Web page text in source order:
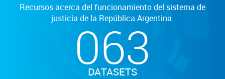
Recursos acerca del funcionamiento del sistema de
justicia de la República Argentina.
063
DATASETS